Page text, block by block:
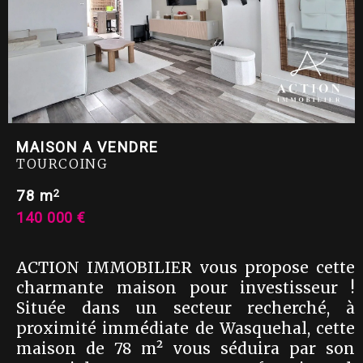
MAISON A VENDRE
TOURCOING
78 m2
140 000 €
ACTION IMMOBILIER vous propose cette
charmante maison pour investisseur !
Située dans un secteur recherché, à
proximité immédiate de Wasquehal, cette
maison de 78 m² vous séduira par son